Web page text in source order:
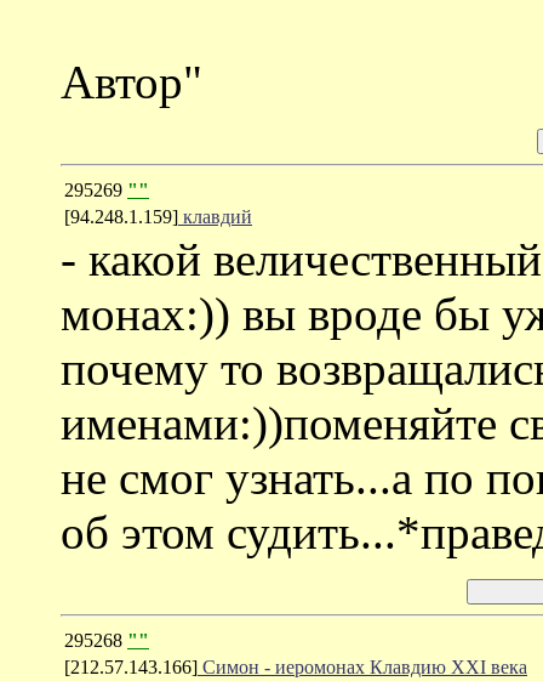
Автор"
295269 ""
[94.248.1.159] клавдий
- какой
монах:)) вы вроде бы
почему то
именами:))поменяйте
не смог узнать...а по
об этом
295268 ""
[212.57.143.166] Симон - иеромонах Клавдию ХХI века